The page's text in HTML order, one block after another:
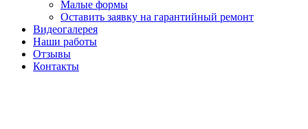
Малые формы
Оставить заявку на гарантийный ремонт
Видеогалерея
Наши работы
Отзывы
Контакты